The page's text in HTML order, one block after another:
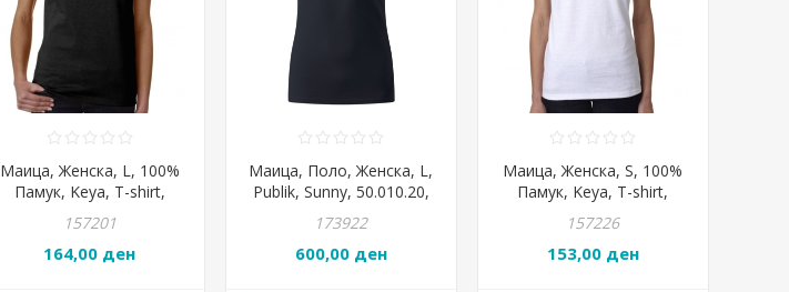
Маица, Женска, L, 100%
Памук, Keya, T-shirt,
WCS150, 50*65*18цм,
Црна
157201
164,00 ден
Маица, Поло, Женска, L,
Publik, Sunny, 50.010.20,
Сина
173922
600,00 ден
Маица, Женска, S, 100%
Памук, Keya, T-shirt,
WCS150, 44*61*16цм,
Бела
157226
153,00 ден